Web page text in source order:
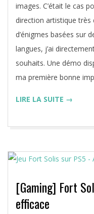
09-
05
images. C’était le cas
direction artistique très
d’énigmes basées sur
langues, j’ai
souhaits. Une démo
ma première bonne
LIRE LA SUITE →
[Gaming] Fort
efficace